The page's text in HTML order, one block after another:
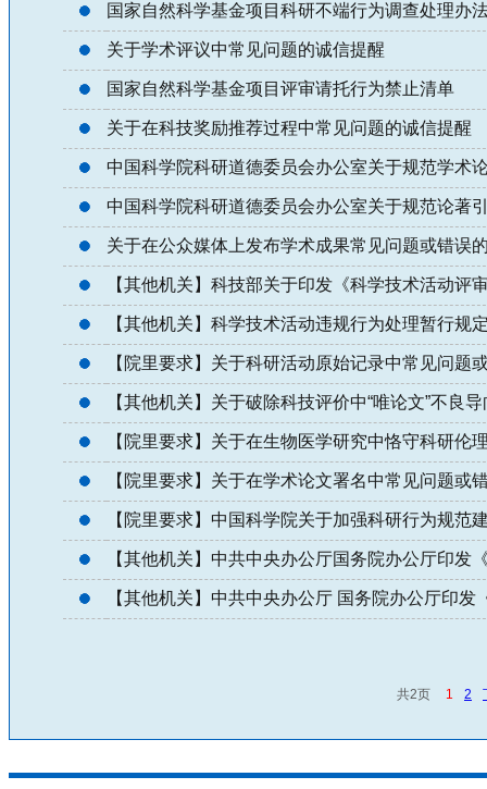
国家自然科学基金项目科研不端行为调查处理办
关于学术评议中常见问题的诚信提醒
国家自然科学基金项目评审请托行为禁止清单
关于在科技奖励推荐过程中常见问题的诚信提醒
中国科学院科研道德委员会办公室关于规范学术
中国科学院科研道德委员会办公室关于规范论著
关于在公众媒体上发布学术成果常见问题或错误
【其他机关】科技部关于印发《科学技术活动
【其他机关】科学技术活动违规行为处理暂行规
【院里要求】关于科研活动原始记录中常见问题
【其他机关】关于破除科技评价中“唯论文”不良
【院里要求】关于在生物医学研究中恪守科研伦
【院里要求】关于在学术论文署名中常见问题或
【院里要求】中国科学院关于加强科研行为规范
【其他机关】中共中央办公厅国务院办公厅印
【其他机关】中共中央办公厅 国务院办公厅印
共2页 1 2